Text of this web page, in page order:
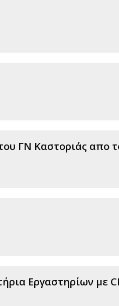
ΓΝ Καστοριάς απο
Εργαστηρίων με